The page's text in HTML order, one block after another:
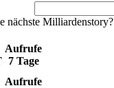
nächste Milliardenstory?
Aufrufe
7 Tage
Aufrufe